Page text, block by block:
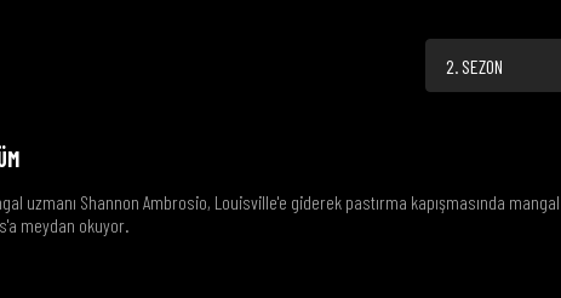
2. SEZON
uzmanı Shannon Ambrosio, Louisville'e giderek pastırma kapışmasında mangal
meydan okuyor.